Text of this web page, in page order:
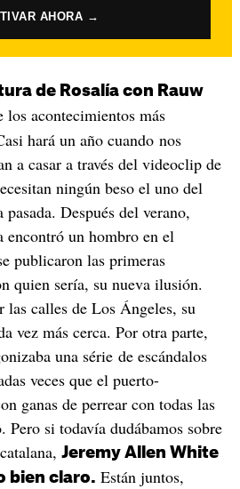
AHORA →
de Rosalía con Rauw
los acontecimientos más
hará un año cuando nos
a casar a través del videoclip de
ningún beso el uno del
Después del verano,
encontró un hombro en el
publicaron las primeras
quien sería, su nueva ilusión.
las calles de Los Ángeles, su
vez más cerca. Por otra parte,
una série de escándalos
veces que el puerto-
ganas de perrear con todas las
Pero si todavía dudábamos sobre
Jeremy Allen White
bien claro. Están juntos,